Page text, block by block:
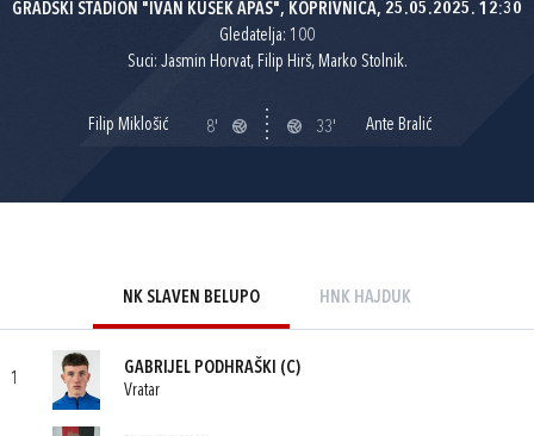
GRADSKI STADION "IVAN KUŠEK APAŠ", KOPRIVNICA, 25.05.2025. 12:30
Gledatelja: 100
Suci: Jasmin Horvat, Filip Hirš, Marko Stolnik.
Filip Miklošić 8' 33' Ante Bralić
NK SLAVEN BELUPO HNK HAJDUK
1
GABRIJEL PODHRAŠKI (C)
Vratar